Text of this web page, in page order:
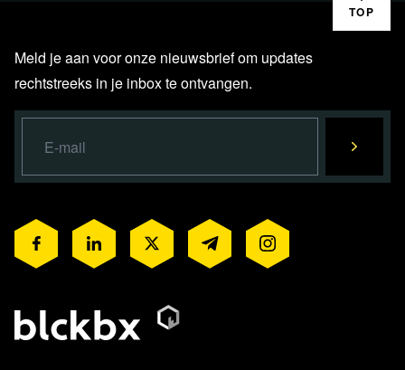
TOP
Meld je aan voor onze nieuwsbrief om updates
rechtstreeks in je inbox te ontvangen.